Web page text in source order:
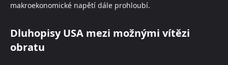
makroekonomické napětí dále prohloubí.
Dluhopisy USA mezi možnými vítězi
obratu